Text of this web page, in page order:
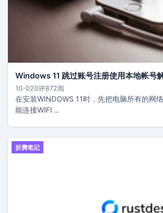
Windows 11 跳过账号注册使用本地帐号
10-020评872阅
在安装WINDOWS 11时，先把电脑所有的网
能连接WIFI ...
折腾笔记